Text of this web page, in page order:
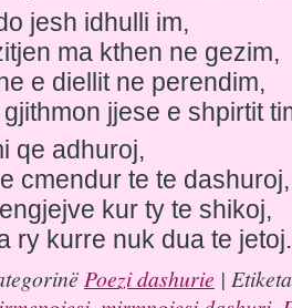
jesh idhulli im,
ma kthen ne gezim,
e diellit ne perendim,
jjese e shpirtit
qe adhuroj,
cmendur te te dashuroj,
kur ty te shikoj,
ry kurre nuk dua te jetoj.
Poezi dashurie |